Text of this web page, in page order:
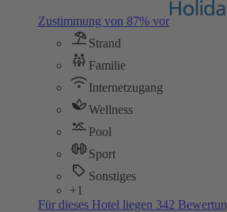
Zustimmung von 87% vor
Strand
Familie
Internetzugang
Wellness
Pool
Sport
Sonstiges
+1
Für dieses Hotel liegen 342